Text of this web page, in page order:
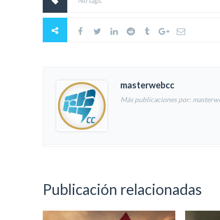
masterwebcc
Más publicaciones por:
Publicación relacionadas